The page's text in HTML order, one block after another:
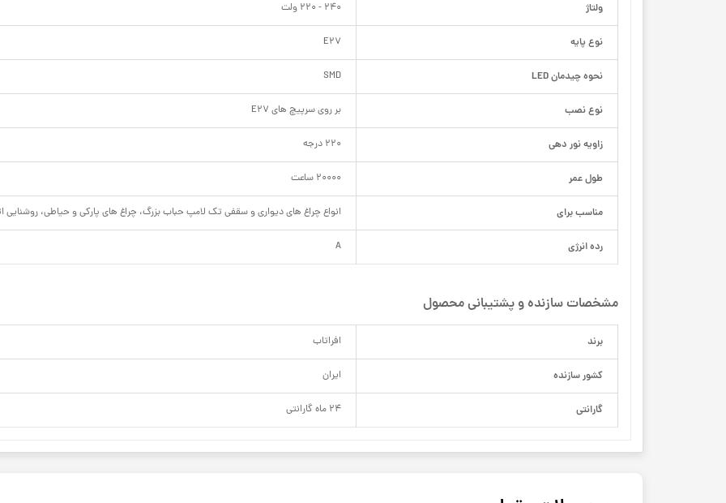
ولتاژ 240 - 220 ولت
نوع پایه E27
نحوه چیدمان LED SMD
نوع نصب بر روی سرپیچ های E27
زاویه نور دهی 220 درجه
طول عمر 20000 ساعت
مناسب برای انواع چراغ های دیواری و سقفی تک لامپ حباب بزرگ، چراغ های پارکی و حیاطی، روشنایی
رده انرژی A
مشخصات سازنده و پشتیبانی محصول
برند افراتاب
کشور سازنده ایران
گارانتی 24 ماه گارانتی